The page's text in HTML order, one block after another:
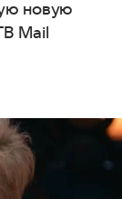
новую
Mail